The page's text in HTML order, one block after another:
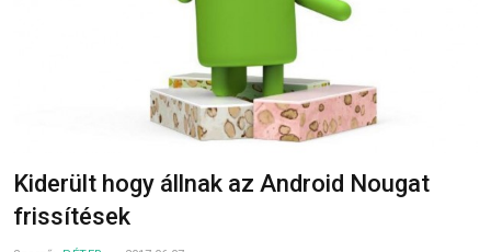
Kiderült hogy állnak az Android Nougat
frissítések